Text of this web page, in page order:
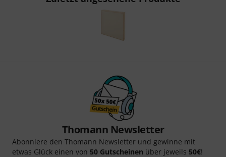
Thomann Newsletter
Abonniere den Thomann Newsletter und gewinne mit
etwas Glück einen von 50 Gutscheinen über jeweils 50€!